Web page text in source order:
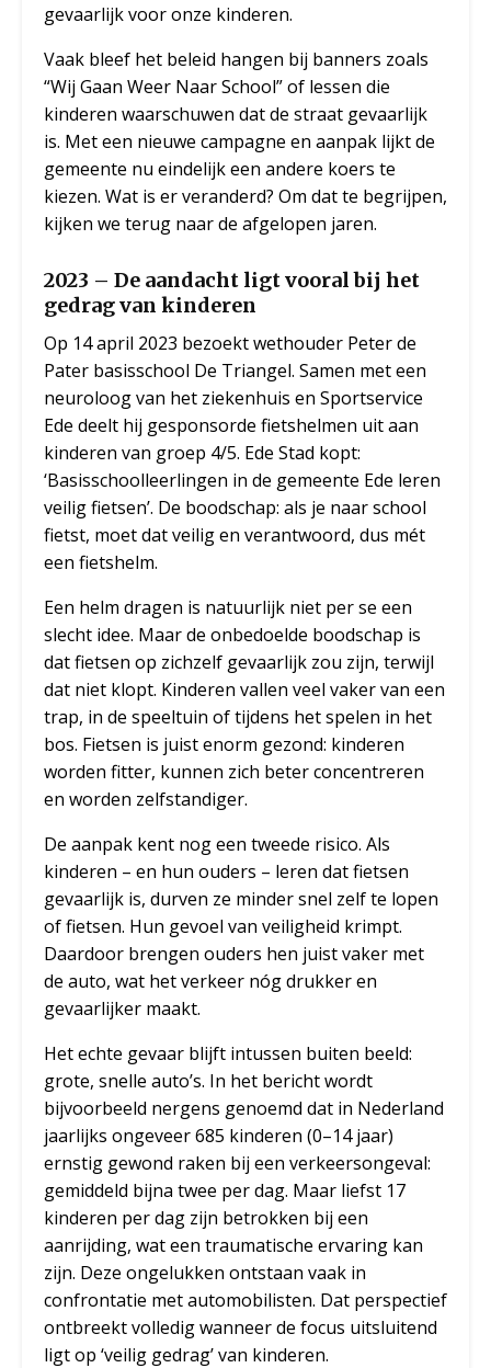
gevaarlijk voor onze kinderen.
Vaak bleef het beleid hangen bij banners zoals
“Wij Gaan Weer Naar School” of lessen die
kinderen waarschuwen dat de straat gevaarlijk
is. Met een nieuwe campagne en aanpak lijkt de
gemeente nu eindelijk een andere koers te
kiezen. Wat is er veranderd? Om dat te begrijpen,
kijken we terug naar de afgelopen jaren.
2023 – De aandacht ligt vooral bij het
gedrag van kinderen
Op 14 april 2023 bezoekt wethouder Peter de
Pater basisschool De Triangel. Samen met een
neuroloog van het ziekenhuis en Sportservice
Ede deelt hij gesponsorde fietshelmen uit aan
kinderen van groep 4/5. Ede Stad kopt:
‘Basisschoolleerlingen in de gemeente Ede leren
veilig fietsen’. De boodschap: als je naar school
fietst, moet dat veilig en verantwoord, dus mét
een fietshelm.
Een helm dragen is natuurlijk niet per se een
slecht idee. Maar de onbedoelde boodschap is
dat fietsen op zichzelf gevaarlijk zou zijn, terwijl
dat niet klopt. Kinderen vallen veel vaker van een
trap, in de speeltuin of tijdens het spelen in het
bos. Fietsen is juist enorm gezond: kinderen
worden fitter, kunnen zich beter concentreren
en worden zelfstandiger.
De aanpak kent nog een tweede risico. Als
kinderen – en hun ouders – leren dat fietsen
gevaarlijk is, durven ze minder snel zelf te lopen
of fietsen. Hun gevoel van veiligheid krimpt.
Daardoor brengen ouders hen juist vaker met
de auto, wat het verkeer nóg drukker en
gevaarlijker maakt.
Het echte gevaar blijft intussen buiten beeld:
grote, snelle auto’s. In het bericht wordt
bijvoorbeeld nergens genoemd dat in Nederland
jaarlijks ongeveer 685 kinderen (0–14 jaar)
ernstig gewond raken bij een verkeersongeval:
gemiddeld bijna twee per dag. Maar liefst 17
kinderen per dag zijn betrokken bij een
aanrijding, wat een traumatische ervaring kan
zijn. Deze ongelukken ontstaan vaak in
confrontatie met automobilisten. Dat perspectief
ontbreekt volledig wanneer de focus uitsluitend
ligt op ‘veilig gedrag’ van kinderen.